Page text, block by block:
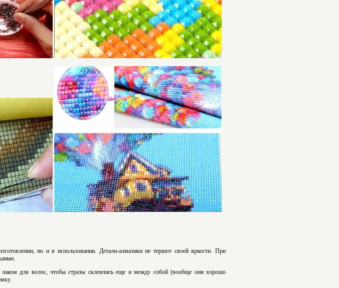
но и в использовании. Детали-алмазики не теряют своей яркости. При
для волос, чтобы стразы склеились еще и между собой (вообще они хорошо